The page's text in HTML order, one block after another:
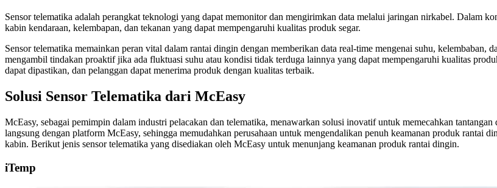
Sensor telematika adalah perangkat teknologi yang dapat memonitor dan mengirimkan data melalui jaringan nirkabel. Dalam
kabin kendaraan, kelembapan, dan tekanan yang dapat mempengaruhi kualitas produk segar.
Sensor telematika memainkan peran vital dalam rantai dingin dengan memberikan data real-time mengenai suhu,
mengambil tindakan proaktif jika ada fluktuasi suhu atau kondisi tidak terduga lainnya yang dapat mempengaruhi kualitas
dapat dipastikan, dan pelanggan dapat menerima produk dengan kualitas terbaik.
Solusi Sensor Telematika dari McEasy
McEasy, sebagai pemimpin dalam industri pelacakan dan telematika, menawarkan solusi inovatif untuk memecahkan
langsung dengan platform McEasy, sehingga memudahkan perusahaan untuk mengendalikan penuh keamanan produk rantai
kabin. Berikut jenis sensor telematika yang disediakan oleh McEasy untuk menunjang keamanan produk rantai dingin.
iTemp